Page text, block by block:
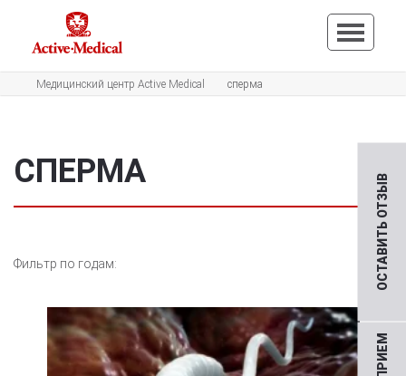
ОСТАВИТЬ ОТЗЫВ
Медицинский центр Active Medical сперма
СПЕРМА
Фильтр по годам: